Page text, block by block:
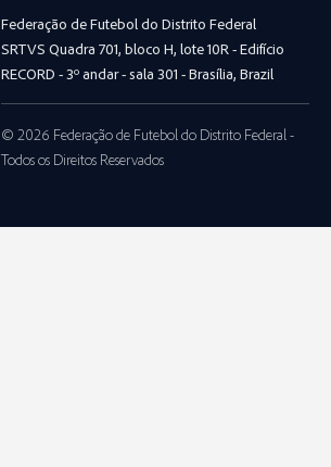
Federação de Futebol do Distrito Federal
SRTVS Quadra 701, bloco H, lote 10R - Edifício
RECORD - 3º andar - sala 301 - Brasília, Brazil
© 2026 Federação de Futebol do Distrito Federal -
Todos os Direitos Reservados